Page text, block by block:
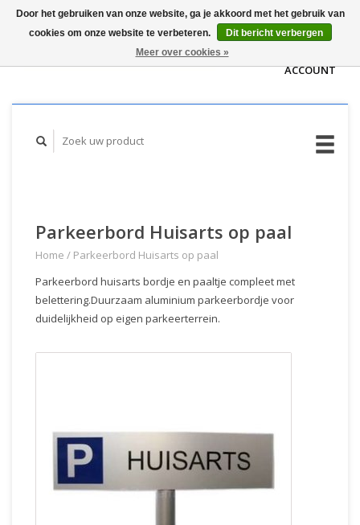
WINKELWAGEN
ACCOUNT
Parkeerbord Huisarts op paal
Home / Parkeerbord Huisarts op paal
Parkeerbord huisarts bordje en paaltje compleet met
belettering.Duurzaam aluminium parkeerbordje voor
duidelijkheid op eigen parkeerterrein.
Door het gebruiken van onze website, ga je akkoord met het gebruik van
cookies om onze website te verbeteren.
Dit bericht verbergen
Meer over cookies »